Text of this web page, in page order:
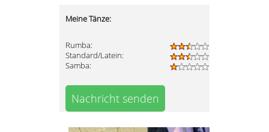
Meine Tänze:
Rumba:
Standard/Latein:
Samba:
Nachricht senden